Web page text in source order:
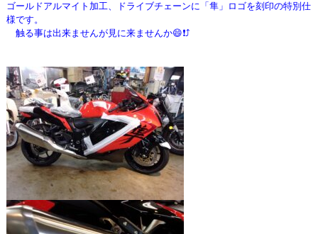
ゴールドアルマイト加工、ドライブチェーンに「隼」ロゴを刻印の特別仕
様です。
触る事は出来ませんが見に来ませんか😄❗⤴️